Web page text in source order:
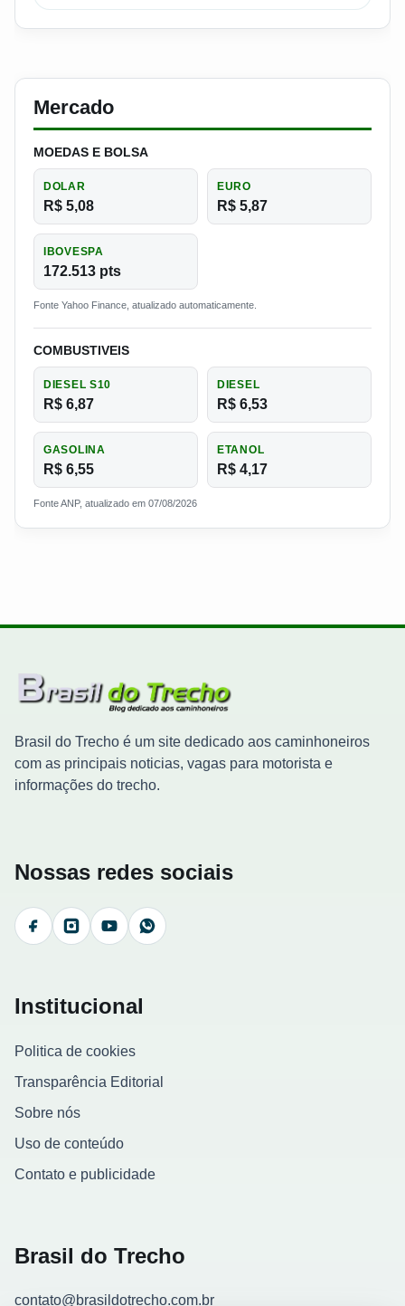
Mercado
MOEDAS E BOLSA
DOLAR
R$ 5,08
EURO
R$ 5,87
IBOVESPA
172.513 pts
Fonte Yahoo Finance, atualizado automaticamente.
COMBUSTIVEIS
DIESEL S10
R$ 6,87
DIESEL
R$ 6,53
GASOLINA
R$ 6,55
ETANOL
R$ 4,17
Fonte ANP, atualizado em 07/08/2026
Brasil do Trecho é um site dedicado aos caminhoneiros
com as principais noticias, vagas para motorista e
informações do trecho.
Nossas redes sociais
FacebookInstagramYouTubeWhatsApp
Institucional
Politica de cookies
Transparência Editorial
Sobre nós
Uso de conteúdo
Contato e publicidade
Brasil do Trecho
contato@brasildotrecho.com.br